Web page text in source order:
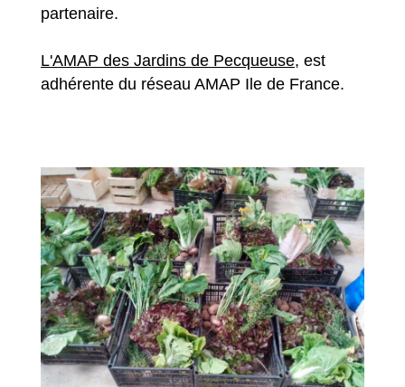
partenaire.
L'AMAP des Jardins de Pecqueuse, est
adhérente du réseau AMAP Ile de France.